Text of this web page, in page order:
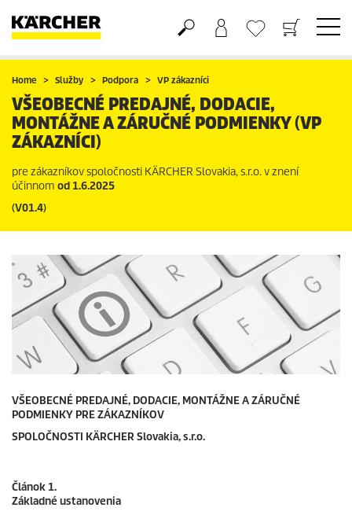
Nákupný košík
Obľúbené produkty
Home Služby Podpora VP zákazníci
VŠEOBECNÉ PREDAJNÉ, DODACIE,
MONTÁŽNE A ZÁRUČNÉ PODMIENKY (VP
ZÁKAZNÍCI)
pre zákazníkov spoločnosti KÄRCHER Slovakia, s.r.o. v znení
účinnom od 1.6.2025
(V01.4)
VŠEOBECNÉ PREDAJNÉ, DODACIE, MONTÁŽNE A ZÁRUČNÉ
PODMIENKY PRE ZÁKAZNÍKOV
SPOLOČNOSTI KÄRCHER Slovakia, s.r.o.
Článok 1.
Základné ustanovenia